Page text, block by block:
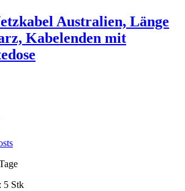
Australien, Länge
Kabelenden mit
5 Stk